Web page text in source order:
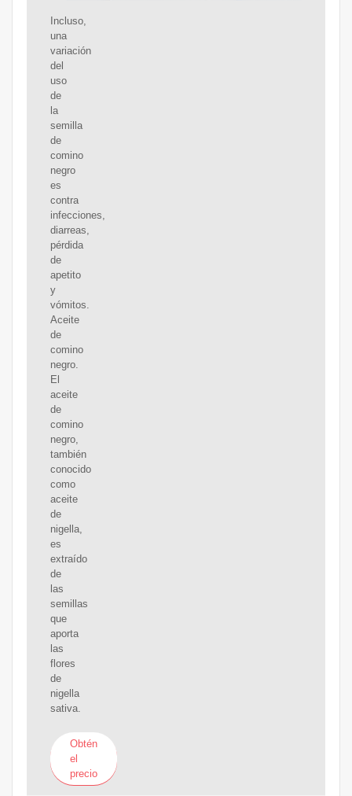
Incluso,
una
variación
del
uso
de
la
semilla
de
comino
negro
es
contra
infecciones,
diarreas,
pérdida
de
apetito
y
vómitos.
Aceite
de
comino
negro.
El
aceite
de
comino
negro,
también
conocido
como
aceite
de
nigella,
es
extraído
de
las
semillas
que
aporta
las
flores
de
nigella
sativa.
Obtén
el
precio